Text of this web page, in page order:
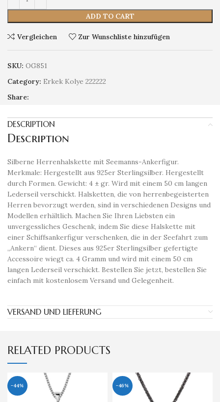
ADD TO CART
Vergleichen Zur Wunschliste hinzufügen
SKU: OG851
Category: Erkek Kolye 222222
Share:
DESCRIPTION
Description
Silberne Herrenhalskette mit Seemanns-Ankerfigur.
Merkmale: Hergestellt aus 925er Sterlingsilber. Hergestellt
durch Formen. Gewicht: 4 ± gr. Wird mit einem 50 cm langen
Lederseil verschickt. Halsketten, die von herrenbegeisterten
Herren bevorzugt werden, sind in verschiedenen Designs und
Modellen erhältlich. Machen Sie Ihren Liebsten ein
unvergessliches Geschenk, indem Sie diese Halskette mit
einer Schiffsankerfigur verschenken, die in der Seefahrt zum
„Ankern“ dient. Dieses aus 925er Sterlingsilber gefertigte
Accessoire wiegt ca. 4 Gramm und wird mit einem 50 cm
langen Lederseil verschickt. Bestellen Sie jetzt, bestellen Sie
einfach mit kostenlosem Versand und Gelegenheit.
VERSAND UND LIEFERUNG
RELATED PRODUCTS
-44% -46%